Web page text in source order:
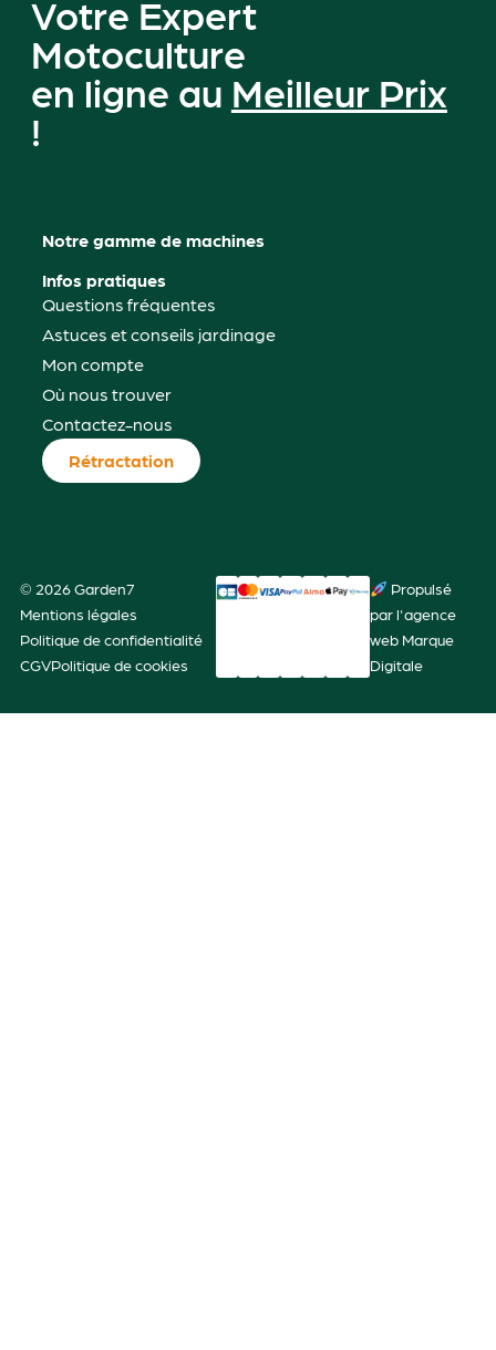
Votre Expert
Motoculture
en ligne au Meilleur Prix
!
Notre gamme de machines
Infos pratiques
Questions fréquentes
Astuces et conseils jardinage
Mon compte
Où nous trouver
Contactez-nous
Rétractation
© 2026 Garden7
Mentions légales
Politique de confidentialité
CGVPolitique de cookies
Propulsé
par l'agence
web Marque
Digitale